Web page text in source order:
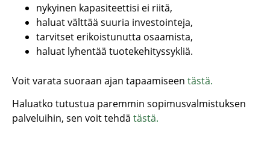
nykyinen kapasiteettisi ei riitä,
haluat välttää suuria investointeja,
tarvitset erikoistunutta osaamista,
haluat lyhentää tuotekehityssykliä.
Voit varata suoraan ajan tapaamiseen tästä.
Haluatko tutustua paremmin sopimusvalmistuksen
palveluihin, sen voit tehdä tästä.